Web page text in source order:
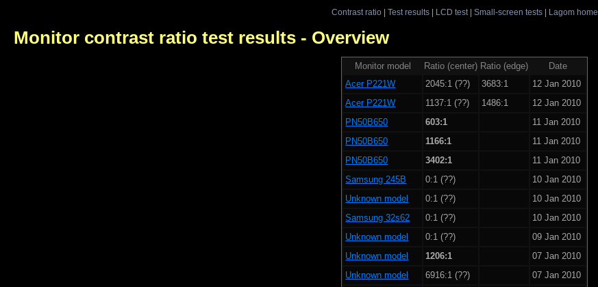
Contrast ratio| Test results| LCD test| Small-screen tests| Lagom home
Monitor contrast ratio test results - Overview
Monitor model Ratio (center) Ratio (edge)
Date
Acer P221W
2045:1 (??) 3683:1
12 Jan 2010
Acer P221W
1137:1 (??) 1486:1
12 Jan 2010
PN50B650
603:1
11 Jan 2010
PN50B650
1166:1
11 Jan 2010
PN50B650
3402:1
11 Jan 2010
Samsung 245B
0:1 (??)
10 Jan 2010
Unknown model
0:1 (??)
10 Jan 2010
Samsung 32s62
0:1 (??)
10 Jan 2010
Unknown model
0:1 (??)
09 Jan 2010
Unknown model
1206:1
07 Jan 2010
Unknown model
6916:1 (??)
07 Jan 2010